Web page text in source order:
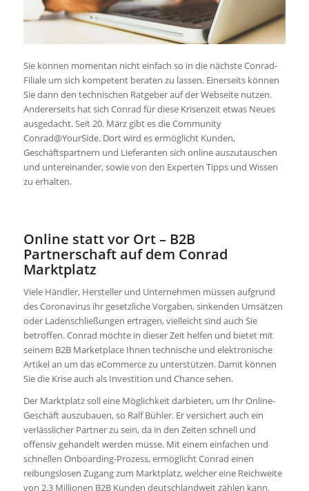
Sie können momentan nicht einfach so in die nächste Conrad-
Filiale um sich kompetent beraten zu lassen. Einerseits können
Sie dann den technischen Ratgeber auf der Webseite nutzen.
Andererseits hat sich Conrad für diese Krisenzeit etwas Neues
ausgedacht. Seit 20. März gibt es die Community
Conrad@YourSide. Dort wird es ermöglicht Kunden,
Geschäftspartnern und Lieferanten sich online auszutauschen
und untereinander, sowie von den Experten Tipps und Wissen
zu erhalten.
Online statt vor Ort – B2B
Partnerschaft auf dem Conrad
Marktplatz
Viele Händler, Hersteller und Unternehmen müssen aufgrund
des Coronavirus ihr gesetzliche Vorgaben, sinkenden Umsätzen
oder Ladenschließungen ertragen, vielleicht sind auch Sie
betroffen. Conrad möchte in dieser Zeit helfen und bietet mit
seinem B2B Marketplace Ihnen technische und elektronische
Artikel an um das eCommerce zu unterstützen. Damit können
Sie die Krise auch als Investition und Chance sehen.
Der Marktplatz soll eine Möglichkeit darbieten, um Ihr Online-
Geschäft auszubauen, so Ralf Bühler. Er versichert auch ein
verlässlicher Partner zu sein, da in den Zeiten schnell und
offensiv gehandelt werden müsse. Mit einem einfachen und
schnellen Onboarding-Prozess, ermöglicht Conrad einen
reibungslosen Zugang zum Marktplatz, welcher eine Reichweite
von 2,3 Millionen B2B Kunden deutschlandweit zählen kann.